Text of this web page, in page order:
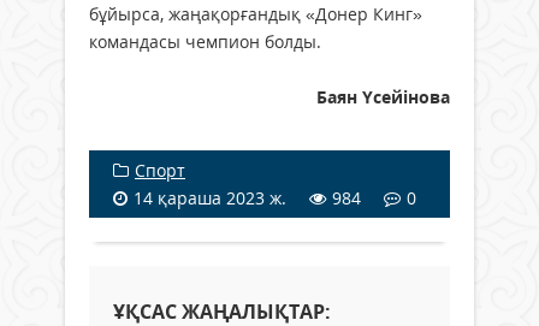
бұйырса, жаңақорғандық «Донер Кинг»
командасы чемпион болды.
Баян Үсейінова
Спорт
14 қараша 2023 ж.
984 0
ҰҚСАС ЖАҢАЛЫҚТАР: